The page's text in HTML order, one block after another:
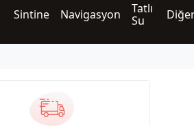
Sintine Navigasyon
Tatlı
Su